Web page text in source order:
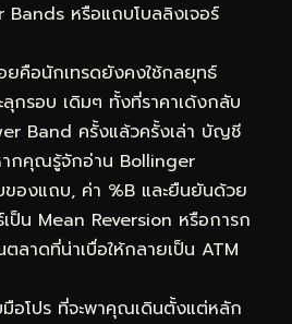
หรือแถบโบลลิงเจอร์
คือนักเทรดยังคงใช้กลยุทธ์
กรอบ เดิมๆ ทั้งที่ราคาเด้งกลับ
Band ครั้งแล้วครั้งเล่า บัญชี
กคุณรู้จักอ่าน Bollinger
องแถบ, ค่า %B และยืนยันด้วย
ป็น Mean Reversion หรือการก
ลาดที่น่าเบื่อให้กลายเป็น ATM
อโปร ที่จะพาคุณเดินตั้งแต่หลัก